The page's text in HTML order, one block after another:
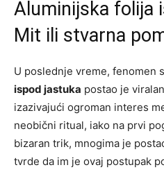
Aluminijska folija
Mit ili stvarna
U poslednje vreme, fenomen
ispod jastuka postao je
izazivajući ogroman interes
neobični ritual, iako na prvi
bizaran trik, mnogima je
tvrde da im je ovaj postupak